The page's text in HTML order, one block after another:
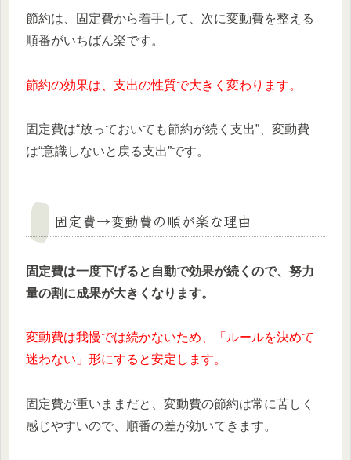
節約は、固定費から着手して、次に変動費を整える
順番がいちばん楽です。
節約の効果は、支出の性質で大きく変わります。
固定費は“放っておいても節約が続く支出”、変動費
は“意識しないと戻る支出”です。
固定費→変動費の順が楽な理由
固定費は一度下げると自動で効果が続くので、努力
量の割に成果が大きくなります。
変動費は我慢では続かないため、「ルールを決めて
迷わない」形にすると安定します。
固定費が重いままだと、変動費の節約は常に苦しく
感じやすいので、順番の差が効いてきます。